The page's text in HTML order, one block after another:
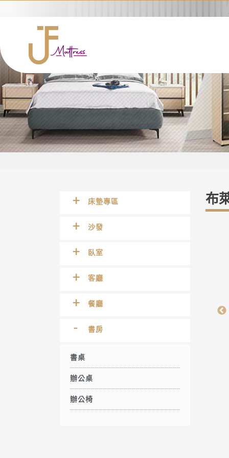
床墊專區
沙發
臥室
客廳
餐廳
書房
書桌
辦公桌
辦公椅
布